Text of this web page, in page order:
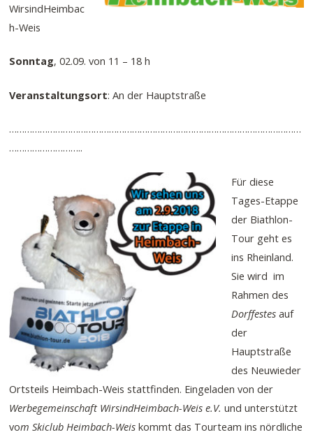
WirsindHeimbac
h-Weis
Sonntag, 02.09. von 11 – 18 h
Veranstaltungsort: An der Hauptstraße
……………………………………………………………………………………………………
………………………..
Für diese
Tages-Etappe
der Biathlon-
Tour geht es
ins Rheinland.
Sie wird im
Rahmen des
Dorffestesauf
der
Hauptstraße
des Neuwieder
Ortsteils Heimbach-Weis stattfinden. Eingeladen von der
Werbegemeinschaft WirsindHeimbach-Weis e.V.und unterstützt
vom Skiclub Heimbach-Weis kommt das Tourteam ins nördliche